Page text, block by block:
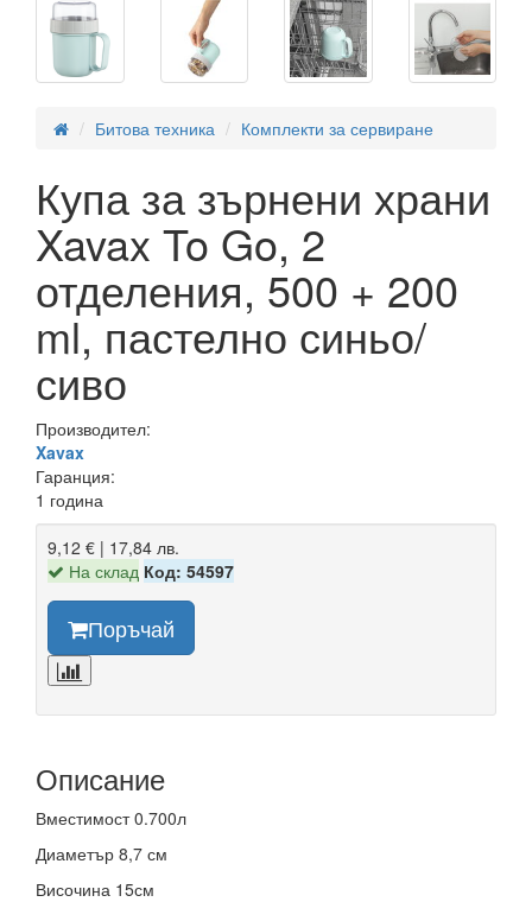
Битова техника Комплекти за сервиране
Купа за зърнени храни
Xavax To Go, 2
отделения, 500 + 200
ml, пастелно синьо/
сиво
Производител:
Xavax
Гаранция:
1 година
9,12 € | 17,84 лв.
На склад Код: 54597
Поръчай
Описание
Вместимост 0.700л
Диаметър 8,7 см
Височина 15см